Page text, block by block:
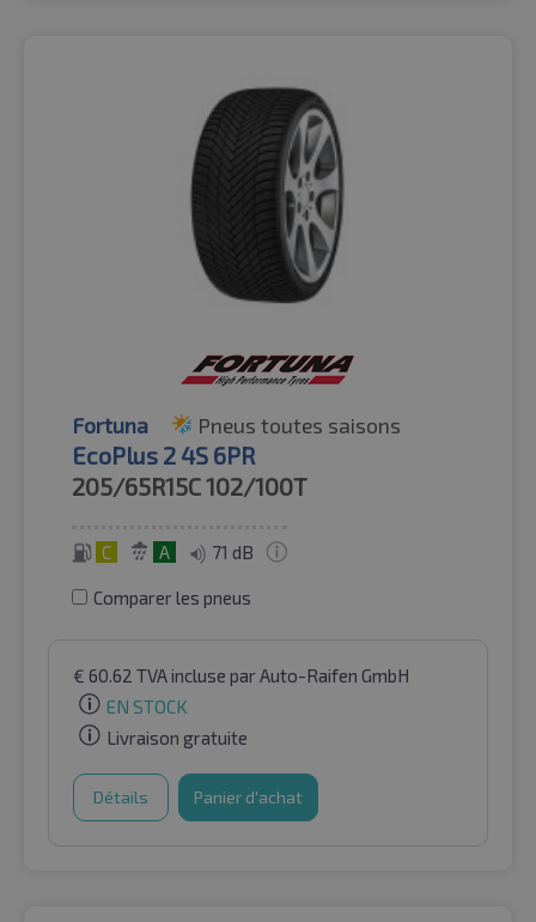
Fortuna Pneus toutes saisons
EcoPlus 2 4S 6PR
205/65R15C102/100T
C A 71 dB
Comparer les pneus
€ 60.62 TVA incluse par Auto-Raifen GmbH
EN STOCK
Livraison gratuite
Détails Panier d'achat